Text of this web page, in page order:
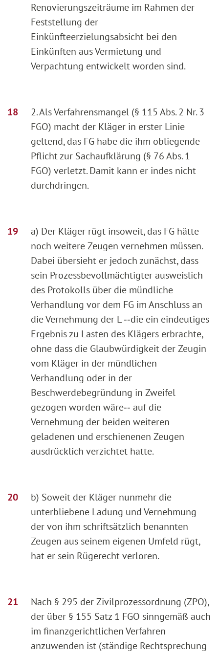
Renovierungszeiträume im Rahmen der
Feststellung der
Einkünfteerzielungsabsicht bei den
Einkünften aus Vermietung und
Verpachtung entwickelt worden sind.
2. Als Verfahrensmangel (§ 115 Abs. 2 Nr. 3
FGO) macht der Kläger in erster Linie
geltend, das FG habe die ihm obliegende
Pflicht zur Sachaufklärung (§ 76 Abs. 1
FGO) verletzt. Damit kann er indes nicht
durchdringen.
a) Der Kläger rügt insoweit, das FG hätte
noch weitere Zeugen vernehmen müssen.
Dabei übersieht er jedoch zunächst, dass
sein Prozessbevollmächtigter ausweislich
des Protokolls über die mündliche
Verhandlung vor dem FG im Anschluss an
die Vernehmung der L ‑‑die ein eindeutiges
Ergebnis zu Lasten des Klägers erbrachte,
ohne dass die Glaubwürdigkeit der Zeugin
vom Kläger in der mündlichen
Verhandlung oder in der
Beschwerdebegründung in Zweifel
gezogen worden wäre‑‑ auf die
Vernehmung der beiden weiteren
geladenen und erschienenen Zeugen
ausdrücklich verzichtet hatte.
b) Soweit der Kläger nunmehr die
unterbliebene Ladung und Vernehmung
der von ihm schriftsätzlich benannten
Zeugen aus seinem eigenen Umfeld rügt,
hat er sein Rügerecht verloren.
Nach § 295 der Zivilprozessordnung (ZPO),
der über § 155 Satz 1 FGO sinngemäß auch
im finanzgerichtlichen Verfahren
anzuwenden ist (ständige Rechtsprechung